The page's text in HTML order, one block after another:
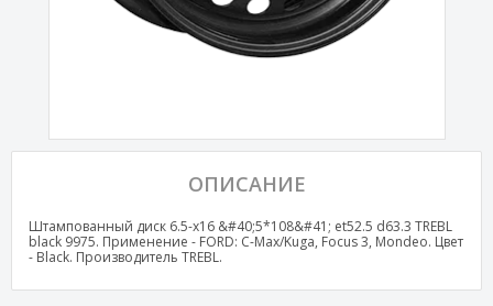
ОПИСАНИЕ
Штампованный диск 6.5-x16 &#40;5*108&#41; et52.5 d63.3 TREBL
black 9975. Применение - FORD: C-Max/Kuga, Focus 3, Mondeo. Цвет
- Black. Производитель TREBL.